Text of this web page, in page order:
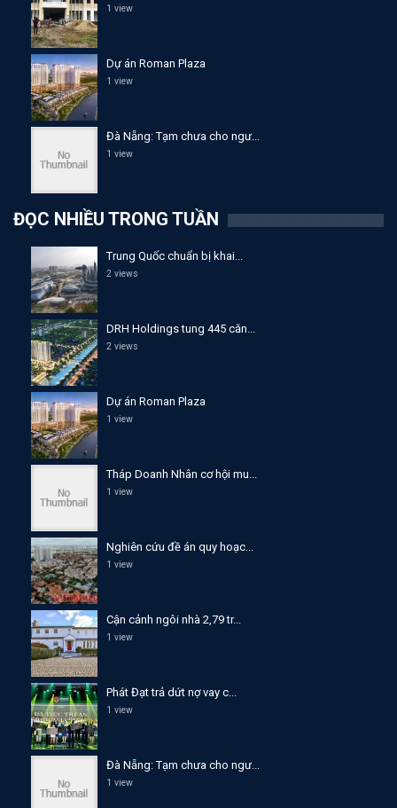
1 view
Dự án Roman Plaza
1 view
Đà Nẵng: Tạm chưa cho ngư...
1 view
ĐỌC NHIỀU TRONG TUẦN
Trung Quốc chuẩn bị khai...
2 views
DRH Holdings tung 445 căn...
2 views
Dự án Roman Plaza
1 view
Tháp Doanh Nhân cơ hội mu...
1 view
Nghiên cứu đề án quy hoạc...
1 view
Cận cảnh ngôi nhà 2,79 tr...
1 view
Phát Đạt trả dứt nợ vay c...
1 view
Đà Nẵng: Tạm chưa cho ngư...
1 view